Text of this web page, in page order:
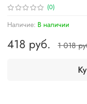
(0)
Наличие: В наличии
418 руб. 1 018